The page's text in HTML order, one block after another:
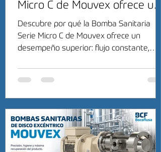
Micro C de Mouvex ofrece un
desempeño superior?
Descubre por qué la Bomba Sanitaria
Serie Micro C de Mouvex ofrece un
desempeño superior: flujo constante,